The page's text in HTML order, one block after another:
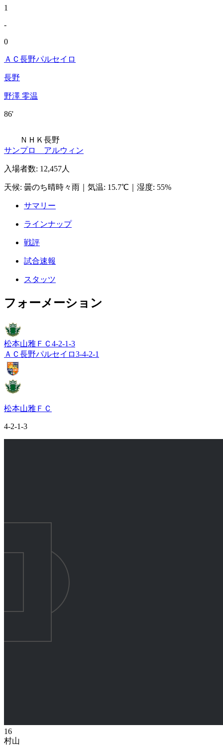
1
-
0
ＡＣ長野パルセイロ
長野
野澤 零温
86'
ＮＨＫ長野
サンプロ アルウィン
入場者数: 12,457人
天候: 曇のち晴時々雨 気温: 15.7℃ 湿度: 55%
サマリー
ラインナップ
戦評
試合速報
スタッツ
フォーメーション
松本山雅ＦＣ 4-2-1-3
ＡＣ長野パルセイロ3-4-2-1
松本山雅ＦＣ
4-2-1-3
16
村山